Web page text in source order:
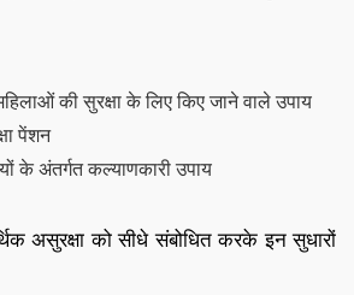
की सुरक्षा के लिए किए जाने वाले उपाय
पेंशन
के अंतर्गत कल्याणकारी उपाय
असुरक्षा को सीधे संबोधित करके इन सुधारों